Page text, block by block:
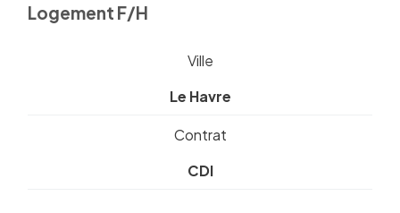
Logement F/H
Ville
Le Havre
Contrat
CDI